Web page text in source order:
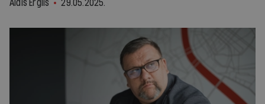
Aldis Ērglis 29.05.2025.